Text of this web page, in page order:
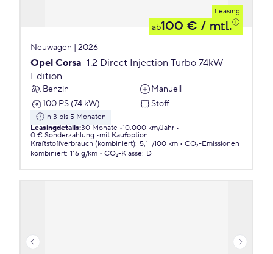
Leasing
ab100 € / mtl.
Neuwagen | 2026
Opel Corsa 1.2 Direct Injection Turbo 74kW
Edition
Benzin
Manuell
100 PS (74 kW)
Stoff
in 3 bis 5 Monaten
Leasingdetails:30 Monate 10.000 km/Jahr
0 € Sonderzahlung
mit Kaufoption
Kraftstoffverbrauch (kombiniert): 5,1 l/100 km
CO₂-Emissionen
kombiniert: 116 g/km CO₂-Klasse: D